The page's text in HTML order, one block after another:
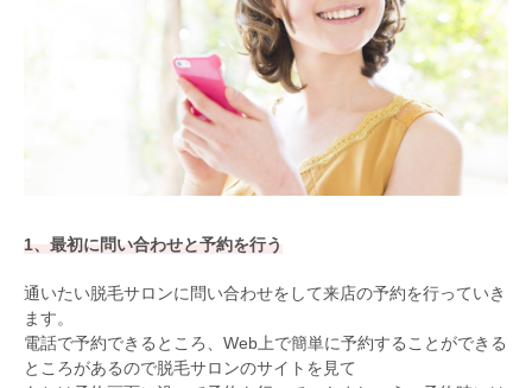
1、最初に問い合わせと予約を行う
通いたい脱毛サロンに問い合わせをして来店の予約を行っていき
ます。
電話で予約できるところ、Web上で簡単に予約することができる
ところがあるので脱毛サロンのサイトを見て